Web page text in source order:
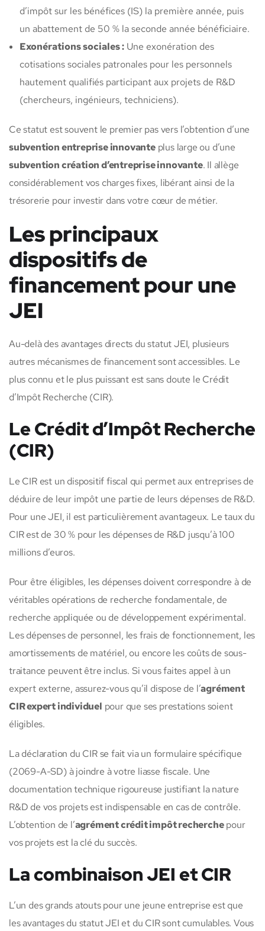
d’impôt sur les bénéfices (IS) la première année, puis
un abattement de 50 % la seconde année bénéficiaire.
Exonérations sociales : Une exonération des
cotisations sociales patronales pour les personnels
hautement qualifiés participant aux projets de R&D
(chercheurs, ingénieurs, techniciens).
Ce statut est souvent le premier pas vers l’obtention d’une
subvention entreprise innovanteplus large ou d’une
subvention création d’entreprise innovante. Il allège
considérablement vos charges fixes, libérant ainsi de la
trésorerie pour investir dans votre cœur de métier.
Les principaux
dispositifs de
financement pour une
JEI
Au-delà des avantages directs du statut JEI, plusieurs
autres mécanismes de financement sont accessibles. Le
plus connu et le plus puissant est sans doute le Crédit
d’Impôt Recherche (CIR).
Le Crédit d’Impôt Recherche
(CIR)
Le CIR est un dispositif fiscal qui permet aux entreprises de
déduire de leur impôt une partie de leurs dépenses de R&D.
Pour une JEI, il est particulièrement avantageux. Le taux du
CIR est de 30 % pour les dépenses de R&D jusqu’à 100
millions d’euros.
Pour être éligibles, les dépenses doivent correspondre à de
véritables opérations de recherche fondamentale, de
recherche appliquée ou de développement expérimental.
Les dépenses de personnel, les frais de fonctionnement, les
amortissements de matériel, ou encore les coûts de sous-
traitance peuvent être inclus. Si vous faites appel à un
expert externe, assurez-vous qu’il dispose de l’agrément
CIR expert individuel pour que ses prestations soient
éligibles.
La déclaration du CIR se fait via un formulaire spécifique
(2069-A-SD) à joindre à votre liasse fiscale. Une
documentation technique rigoureuse justifiant la nature
R&D de vos projets est indispensable en cas de contrôle.
L’obtention de l’agrément crédit impôt recherchepour
vos projets est la clé du succès.
La combinaison JEI et CIR
L’un des grands atouts pour une jeune entreprise est que
les avantages du statut JEI et du CIR sont cumulables. Vous